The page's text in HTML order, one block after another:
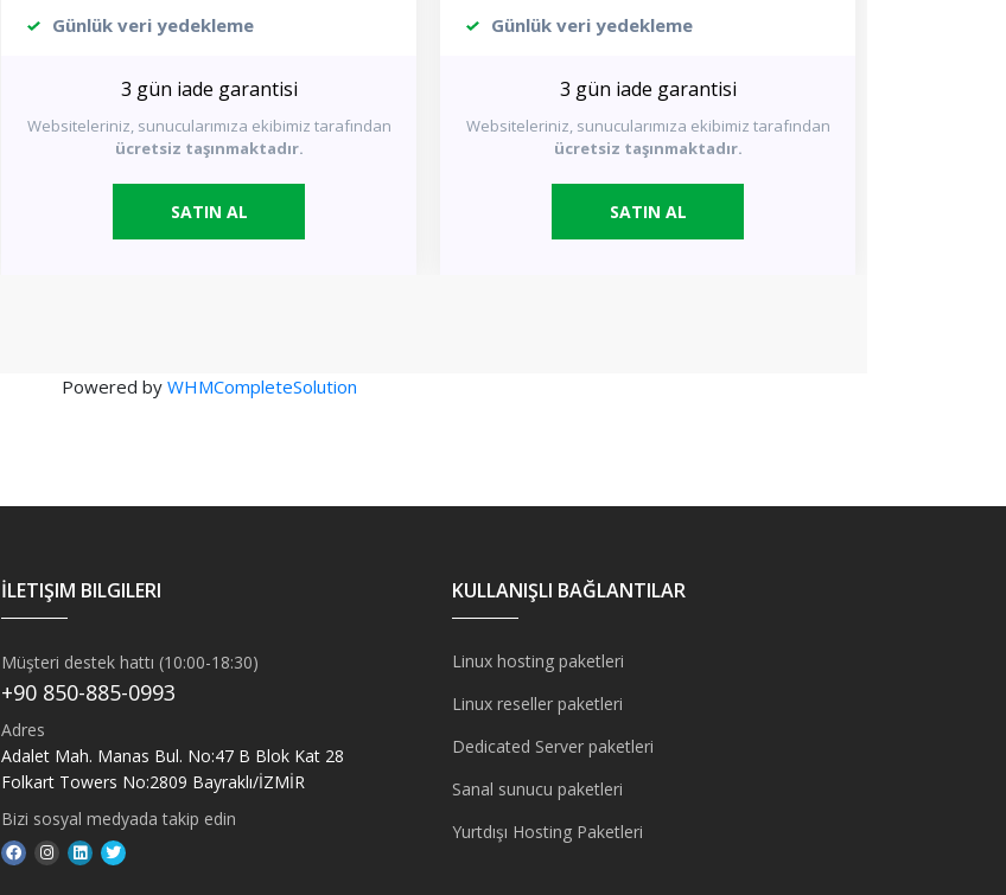
Günlük veri yedekleme
3 gün iade garantisi
Websiteleriniz, sunucularımıza ekibimiz tarafından
ücretsiz taşınmaktadır.
SATIN AL
Günlük veri yedekleme
3 gün iade garantisi
Websiteleriniz, sunucularımıza ekibimiz tarafından
ücretsiz taşınmaktadır.
SATIN AL
Powered by WHMCompleteSolution
İLETIŞIM BILGILERI
Müşteri destek hattı (10:00-18:30)
+90 850-885-0993
Adres
Adalet Mah. Manas Bul. No:47 B Blok Kat 28
Folkart Towers No:2809 Bayraklı/İZMİR
Bizi sosyal medyada takip edin
KULLANIŞLI BAĞLANTILAR
Linux hosting paketleri
Linux reseller paketleri
Dedicated Server paketleri
Sanal sunucu paketleri
Yurtdışı Hosting Paketleri